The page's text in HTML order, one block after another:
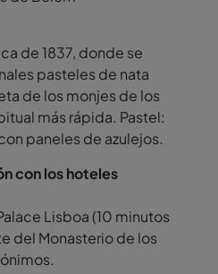
de 1837, donde se
pasteles de nata
de los monjes de los
más rápida. Pastel:
paneles de azulejos.
Lisboa (10 minutos
del Monasterio de los